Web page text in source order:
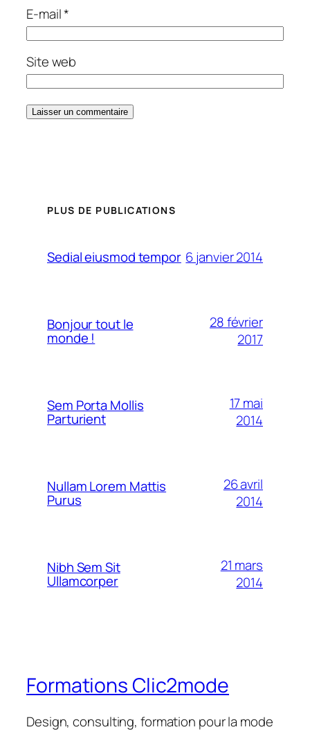
E-mail*
Site web
PLUS DE PUBLICATIONS
Sedial eiusmod tempor 6 janvier 2014
Bonjour tout le
monde !
28 février
2017
Sem Porta Mollis
Parturient
17 mai
2014
Nullam Lorem Mattis
Purus
26 avril
2014
Nibh Sem Sit
Ullamcorper
21 mars
2014
Formations Clic2mode
Design, consulting, formation pour la mode